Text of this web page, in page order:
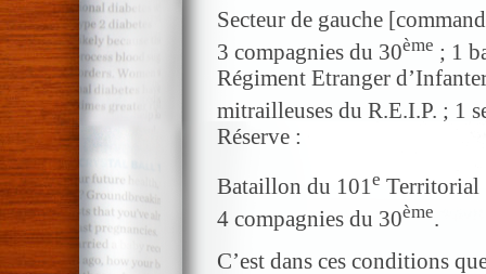
Secteur de gauche
3 compagnies du 30ème ; 1
Régiment Etranger
mitrailleuses du R.E.I.P. ; 1
Réserve :
Bataillon du 101 e Territorial
4 compagnies du 30ème.
C’est dans ces conditions